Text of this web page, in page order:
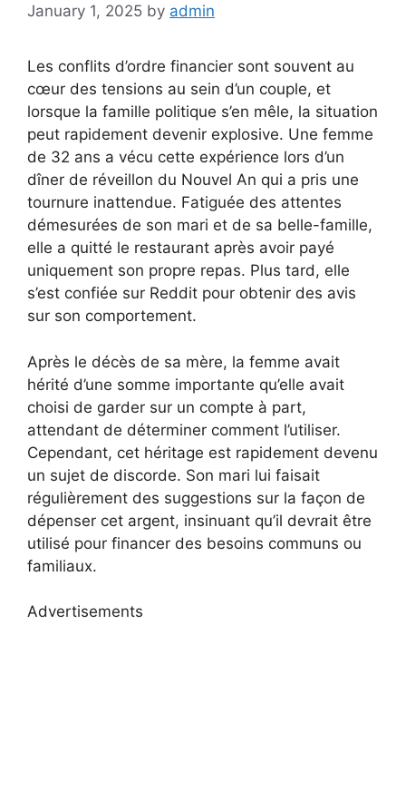
January 1, 2025 by admin
Les conflits d’ordre financier sont souvent au
cœur des tensions au sein d’un couple, et
lorsque la famille politique s’en mêle, la situation
peut rapidement devenir explosive. Une femme
de 32 ans a vécu cette expérience lors d’un
dîner de réveillon du Nouvel An qui a pris une
tournure inattendue. Fatiguée des attentes
démesurées de son mari et de sa belle-famille,
elle a quitté le restaurant après avoir payé
uniquement son propre repas. Plus tard, elle
s’est confiée sur Reddit pour obtenir des avis
sur son comportement.
Après le décès de sa mère, la femme avait
hérité d’une somme importante qu’elle avait
choisi de garder sur un compte à part,
attendant de déterminer comment l’utiliser.
Cependant, cet héritage est rapidement devenu
un sujet de discorde. Son mari lui faisait
régulièrement des suggestions sur la façon de
dépenser cet argent, insinuant qu’il devrait être
utilisé pour financer des besoins communs ou
familiaux.
Advertisements